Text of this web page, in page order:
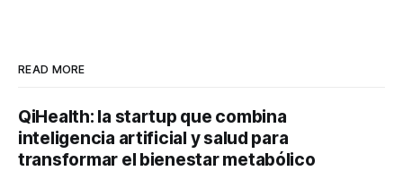
READ MORE
QiHealth: la startup que combina
inteligencia artificial y salud para
transformar el bienestar metabólico